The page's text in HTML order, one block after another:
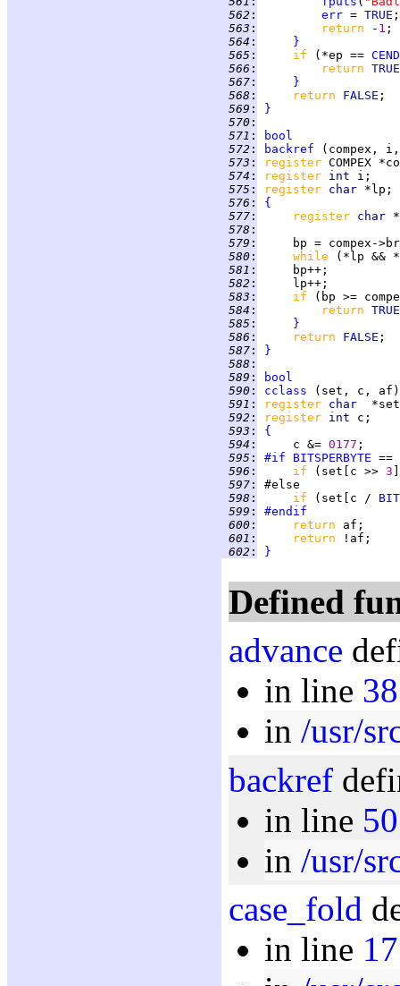
562 : err = TRUE
563 : return - 1
564 :
}
565 : if (*ep == CEND
566 : return TRUE
567 :
}
568 : return FALSE
569 :
}
570 :
571 :
bool
572 :
backref
573 :
register
574 : register int
575 : register char
576 :
{
577 : register char
578 :
579 :
580 : while
(*lp &&
581 :
582 :
583 :
if
584 : return TRUE
585 :
}
586 : return FALSE
587 :
}
588 :
589 :
bool
590 :
cclass
591 : register char
592 : register int
593 :
{
594 :
     c &=
0177
595 : #if BITSPERBYTE ==
596 : if (set[c >> 3
597 :
598 : if (set[c /
599 :
#endif
600 : return
601 : return
602 : }
Defined
advance
in line
in /usr/
backref
in line
in /usr/
case_fold
in line